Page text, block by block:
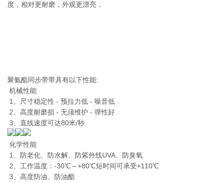
度，相对更耐磨，外观更漂亮．
聚氨酯同步带带具有以下性能:
机械性能
1、尺寸稳定性 - 预拉力低 - 噪音低
2、高度耐磨损 - 无须维护 - 弹性好
3、直线速度可达80米/秒
化学性能
1、防老化、防水解、防紫外线UVA、防臭氧
2、工作温度：-30℃～+80℃短时间可承受+110℃
3、高度防油、防油酯